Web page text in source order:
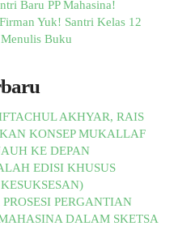
Baru PP Mahasina!
Yuk! Santri Kelas 12
Buku
AKHYAR, RAIS
KONSEP MUKALLAF
KE DEPAN
EDISI KHUSUS
PROSESI PERGANTIAN
DALAM SKETSA